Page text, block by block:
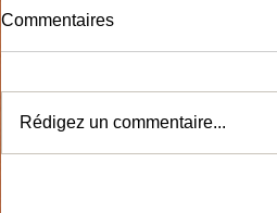
Commentaires
Rédigez un commentaire...